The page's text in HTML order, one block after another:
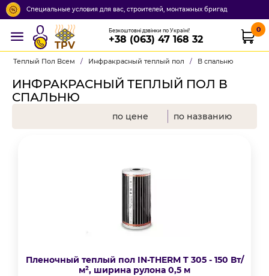
Специальные условия для вас, строителей, монтажных бригад
TPV
Безкоштовні дзвінки по Україні!
+38 (063) 47 168 32
0
Теплый Пол Всем / Инфракрасный теплый пол / В спальню
ИНФРАКРАСНЫЙ ТЕПЛЫЙ ПОЛ В
СПАЛЬНЮ
по цене по названию
Пленочный теплый пол IN-THERM T 305 - 150 Вт/
м², ширина рулона 0,5 м